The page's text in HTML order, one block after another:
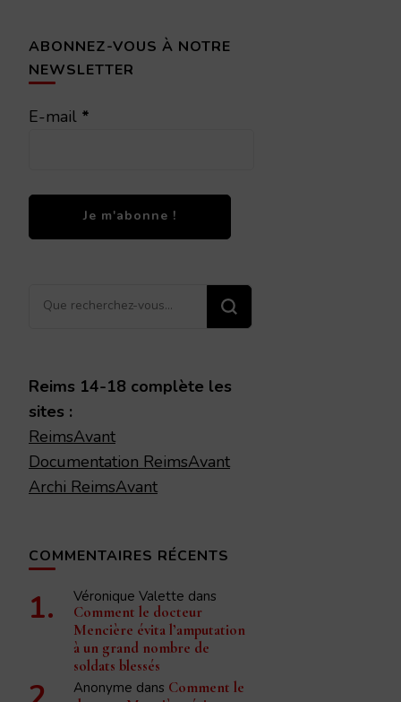
ABONNEZ-VOUS À NOTRE
NEWSLETTER
E-mail *
Vous
Reims 14-18 complète les
sites :
ReimsAvant
Documentation ReimsAvant
Archi ReimsAvant
COMMENTAIRES RÉCENTS
Véronique Valette dans
Comment le docteur
Mencière évita l’amputation
à un grand nombre de
soldats blessés
Anonyme dans Comment le